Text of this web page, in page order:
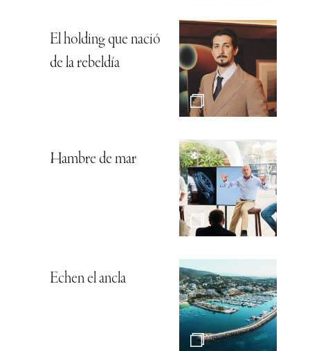
El holding que nació
de la rebeldía
Hambre de mar
Echen el ancla